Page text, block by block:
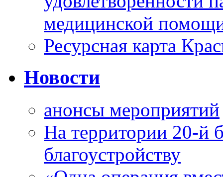
медицинской
Ресурсная карта
Новости
анонсы мероприятий
На территории 20-й
благоустройству